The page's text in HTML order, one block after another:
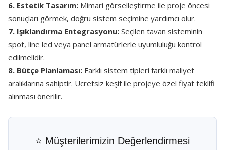
6. Estetik Tasarım: Mimari görselleştirme ile proje öncesi
sonuçları görmek, doğru sistem seçimine yardımcı olur.
7. Işıklandırma Entegrasyonu: Seçilen tavan sisteminin
spot, line led veya panel armatürlerle uyumluluğu kontrol
edilmelidir.
8. Bütçe Planlaması: Farklı sistem tipleri farklı maliyet
aralıklarına sahiptir. Ücretsiz keşif ile projeye özel fiyat teklifi
alınması önerilir.
⭐ Müşterilerimizin Değerlendirmesi